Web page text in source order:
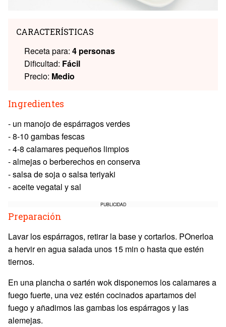
CARACTERÍSTICAS
Receta para: 4 personas
Dificultad: Fácil
Precio: Medio
Ingredientes
- un manojo de espárragos verdes
- 8-10 gambas fescas
- 4-8 calamares pequeños limpios
- almejas o berberechos en conserva
- salsa de soja o salsa teriyaki
- aceite vegatal y sal
PUBLICIDAD
Preparación
Lavar los espárragos, retirar la base y cortarlos. POnerloa
a hervir en agua salada unos 15 min o hasta que estén
tiernos.
En una plancha o sartén wok disponemos los calamares a
fuego fuerte, una vez estén cocinados apartamos del
fuego y añadimos las gambas los espárragos y las
alemejas.